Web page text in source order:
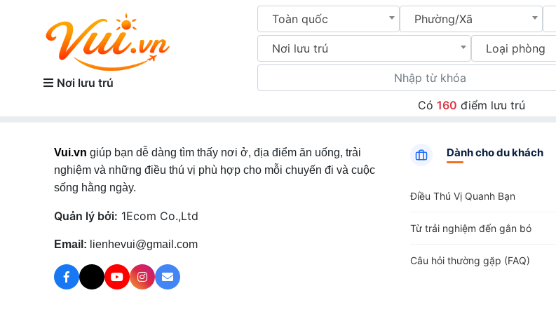
Nơi lưu trú
Toàn quốc Phường/Xã
Nơi lưu trú Loại phòng
Có 160 điểm lưu trú
Vui.vn giúp bạn dễ dàng tìm thấy nơi ở, địa điểm ăn uống, trải
nghiệm và những điều thú vị phù hợp cho mỗi chuyến đi và cuộc
sống hằng ngày.
Quản lý bởi: 1Ecom Co.,Ltd
Email: lienhevui@gmail.com
Dành cho du khách
Điều Thú Vị Quanh Bạn
Từ trải nghiệm đến gắn bó
Câu hỏi thường gặp (FAQ)